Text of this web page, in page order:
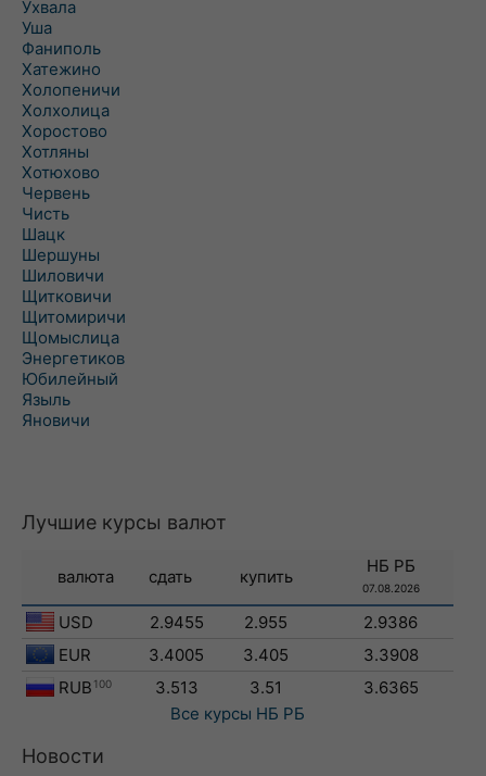
Ухвала
Уша
Фаниполь
Хатежино
Холопеничи
Холхолица
Хоростово
Хотляны
Хотюхово
Червень
Чисть
Шацк
Шершуны
Шиловичи
Щитковичи
Щитомиричи
Щомыслица
Энергетиков
Юбилейный
Языль
Яновичи
Лучшие курсы валют
валюта сдать купить
НБ РБ
07.08.2026
USD 2.9455 2.955
2.9386
EUR
3.4005 3.405
3.3908
RUB 100 3.513 3.51
3.6365
Все курсы НБ РБ
Новости